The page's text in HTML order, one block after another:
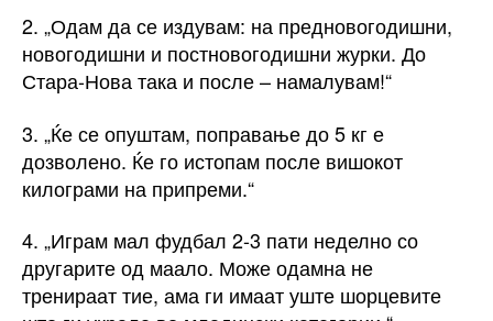
2. „Одам да се издувам: на предновогодишни,
новогодишни и постновогодишни журки. До
Стара-Нова така и после – намалувам!“
3. „Ќе се опуштам, поправање до 5 кг е
дозволено. Ќе го истопам после вишокот
килограми на припреми.“
4. „Играм мал фудбал 2-3 пати неделно со
другарите од маало. Може одамна не
тренираат тие, ама ги имаат уште шорцевите